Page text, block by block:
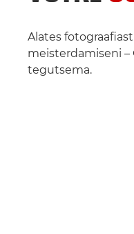
Alates
meisterdamiseni –
tegutsema.